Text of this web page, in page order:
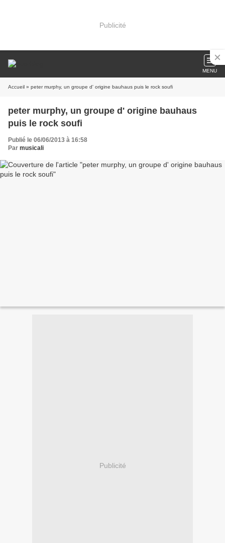
Publicité
MENU
Accueil » peter murphy, un groupe d' origine bauhaus puis le rock soufi
peter murphy, un groupe d' origine bauhaus
puis le rock soufi
Publié le 06/06/2013 à 16:58
Par musicali
Publicité